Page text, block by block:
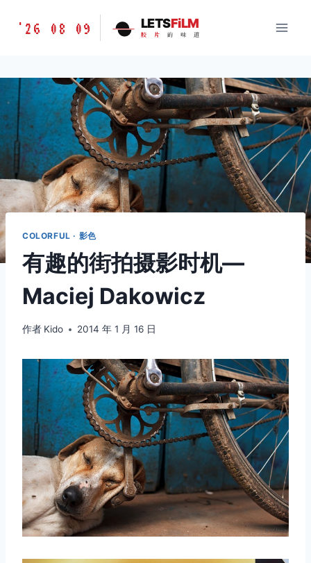
胶
味
道
LETSFILM
'26 08 09 LETSFiLM
胶 片 的 味 道
COLORFUL · 影色
有趣的街拍摄影时机—
Maciej Dakowicz
作者 Kido 2014 年 1 月 16 日